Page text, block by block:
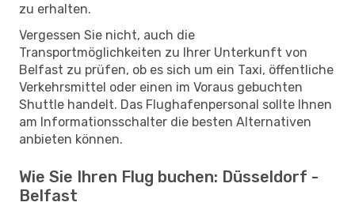
zu erhalten.
Vergessen Sie nicht, auch die
Transportmöglichkeiten zu Ihrer Unterkunft von
Belfast zu prüfen, ob es sich um ein Taxi, öffentliche
Verkehrsmittel oder einen im Voraus gebuchten
Shuttle handelt. Das Flughafenpersonal sollte Ihnen
am Informationsschalter die besten Alternativen
anbieten können.
Wie Sie Ihren Flug buchen: Düsseldorf -
Belfast